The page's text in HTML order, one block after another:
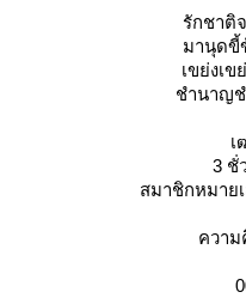
รักชาติ
มานุดขี้
เขย่งเข
ชำนาญ
เ
3 ชั่
สมาชิกหมาย
ความ